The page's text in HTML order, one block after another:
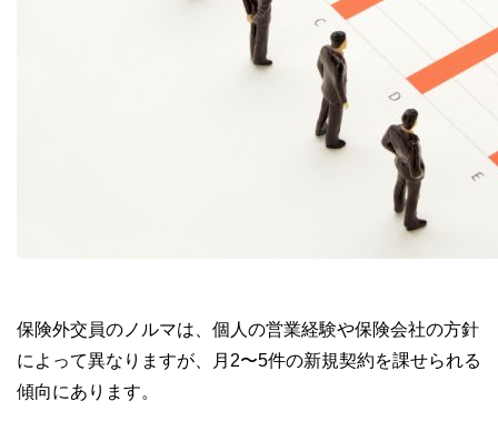
保険外交員のノルマは、個人の営業経験や保険会社の方針
によって異なりますが、月2〜5件の新規契約を課せられる
傾向にあります。